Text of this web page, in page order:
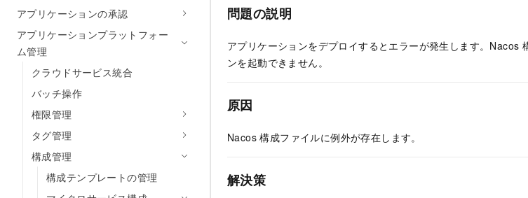
アプリケーションの承認
アプリケーションプラットフォー
ム管理
クラウドサービス統合
バッチ操作
権限管理
タグ管理
構成管理
構成テンプレートの管理
問題の説明
アプリケーションをデプロイするとエラーが発生します。Nacos
ンを起動できません。
原因
Nacos 構成ファイルに例外が存在します。
解決策